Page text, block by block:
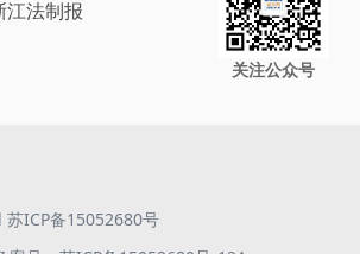
江法制报
关注公众号
苏ICP备15052680号